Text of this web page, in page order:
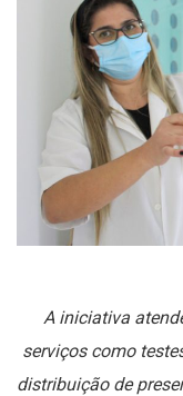
A iniciativa
serviços como
distribuição de